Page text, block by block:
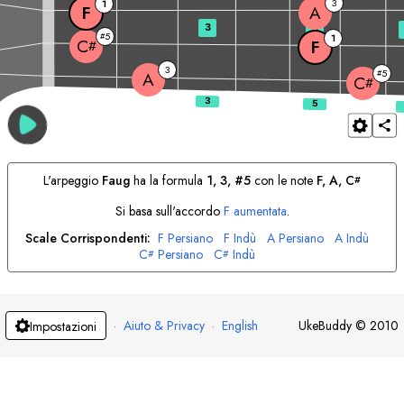
A 3
C#
#5
C#
#5 F 1
F 1 A
3 5
L'arpeggio Faug ha la formula 1, 3, #5 con le note F, A, C#
Si basa sull'accordo F aumentata.
Scale Corrispondenti: F Persiano F Indù A Persiano A Indù
C# Persiano C# Indù
Impostazioni · Aiuto & Privacy · English UkeBuddy © 2010